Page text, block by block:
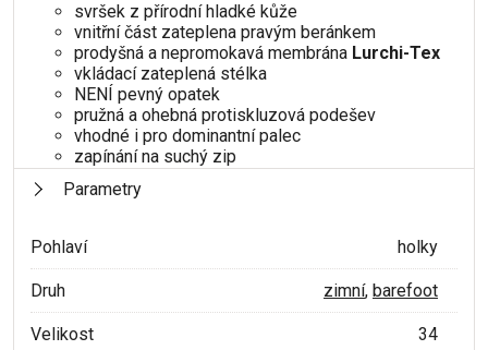
svršek z přírodní hladké kůže
vnitřní část zateplena pravým beránkem
prodyšná a nepromokavá membrána Lurchi-Tex
vkládací zateplená stélka
NENÍ pevný opatek
pružná a ohebná protiskluzová podešev
vhodné i pro dominantní palec
zapínání na suchý zip
Parametry
Pohlaví holky
Druh zimní, barefoot
Velikost 34